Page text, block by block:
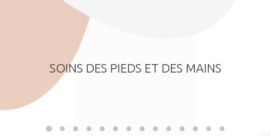
SOINS DES PIEDS ET DES MAINS